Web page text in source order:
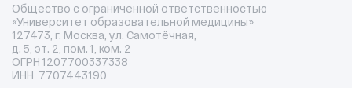
Общество с ограниченной ответственностью
«Университет образовательной медицины»
127473, г. Москва, ул. Самотёчная,
д. 5, эт. 2, пом. 1, ком. 2
ОГРН 1207700337338
ИНН 7707443190